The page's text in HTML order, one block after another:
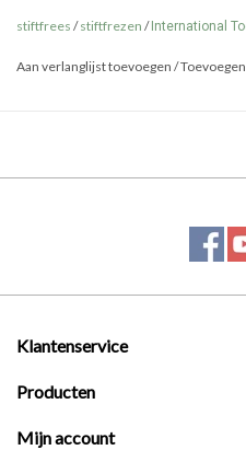
stiftfrees /stiftfrezen / International
Aan verlanglijst toevoegen /
Klantenservice
Producten
Mijn account